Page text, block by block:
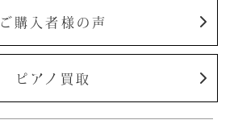
ご購入者様の声
ピアノ買取